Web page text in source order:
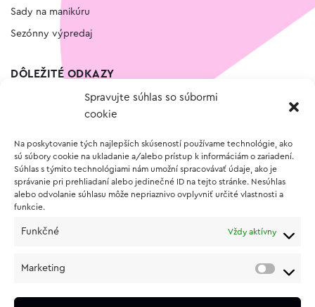
Spravujte súhlas so súbormi
cookie
Na poskytovanie tých najlepších skúseností používame technológie, ako
sú súbory cookie na ukladanie a/alebo prístup k informáciám o zariadení.
Súhlas s týmito technológiami nám umožní spracovávať údaje, ako je
správanie pri prehliadaní alebo jedinečné ID na tejto stránke. Nesúhlas
alebo odvolanie súhlasu môže nepriaznivo ovplyvniť určité vlastnosti a
funkcie.
Funkčné Vždy aktívny
Marketing
Sady na manikúru
Sezónny výpredaj
DÔLEŽITÉ ODKAZY
Vernostný program
O NÁKUPE
Vrátenie a reklamácia tovaru